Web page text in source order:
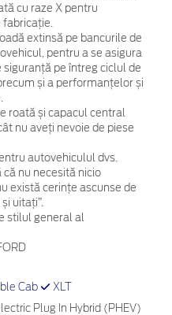
cu raze X pentru
extinsă pe bancurile de
pentru a se asigura
pe întreg ciclul de
și a performanțelor și
roată și capacul central
nu aveți nevoie de piese
autovehiculul dvs.
că nu necesită nicio
există cerințe ascunse de
uitați”.
stilul general al
Cab XLT
Plug In Hybrid (PHEV)